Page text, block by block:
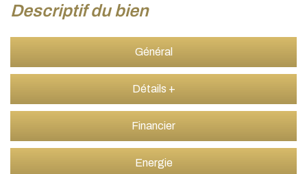
descriptif du bien
Général
Détails +
Financier
Energie